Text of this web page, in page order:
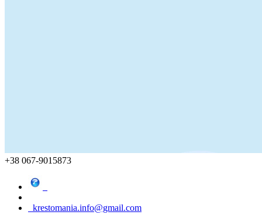
+38 067-9015873
krestomania.info@gmail.com